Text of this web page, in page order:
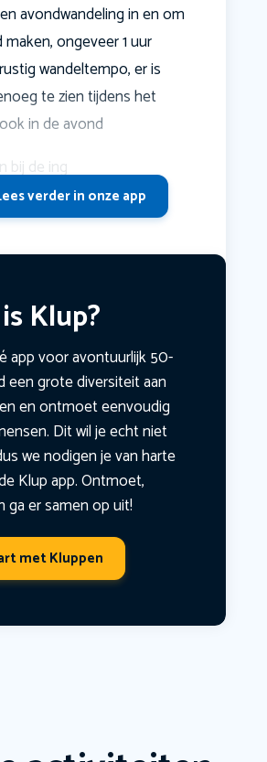
avondwandeling in en om
ongeveer 1 uur
wandeltempo, er is
te zien tijdens het
in de avond
bij de ing
verder in onze app
Klup?
app voor avontuurlijk 50-
een grote diversiteit aan
en ontmoet eenvoudig
Dit wil je echt niet
we nodigen je van harte
Klup app. Ontmoet,
ga er samen op uit!
met Kluppen